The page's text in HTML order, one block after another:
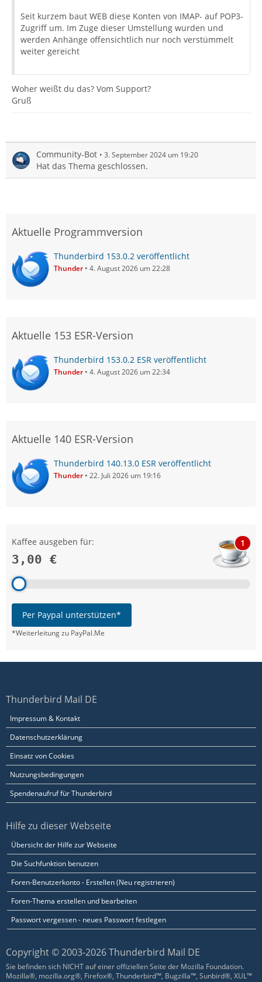
Seit kurzem baut WEB diese Konten von IMAP- auf POP3-
Zugriff um. Im Zuge dieser Umstellung wurden und
werden Anhänge offensichtlich nur noch verstümmelt
weiter gereicht
Woher weißt du das? Vom Support?
Gruß
Community-Bot 3. September 2024 um 19:20
Hat das Thema geschlossen.
Aktuelle Programmversion
Thunderbird 153.0.2 veröffentlicht
Thunder 4. August 2026 um 22:28
Aktuelle 153 ESR-Version
Thunderbird 153.0.2 ESR veröffentlicht
Thunder 4. August 2026 um 22:34
Aktuelle 140 ESR-Version
Thunderbird 140.13.0 ESR veröffentlicht
Thunder 22. Juli 2026 um 19:16
Kaffee ausgeben für:
3,00 €
1
Per Paypal unterstützen*
*Weiterleitung zu PayPal.Me
Thunderbird Mail DE
Impressum & Kontakt
Datenschutzerklärung
Einsatz von Cookies
Nutzungsbedingungen
Spendenaufruf für Thunderbird
Hilfe zu dieser Webseite
Übersicht der Hilfe zur Webseite
Die Suchfunktion benutzen
Foren-Benutzerkonto - Erstellen (Neu registrieren)
Foren-Thema erstellen und bearbeiten
Passwort vergessen - neues Passwort festlegen
Copyright © 2003-2026 Thunderbird Mail DE
Sie befinden sich NICHT auf einer offiziellen Seite der Mozilla Foundation.
Mozilla®, mozilla.org®, Firefox®, Thunderbird™, Bugzilla™, Sunbird®, XUL™